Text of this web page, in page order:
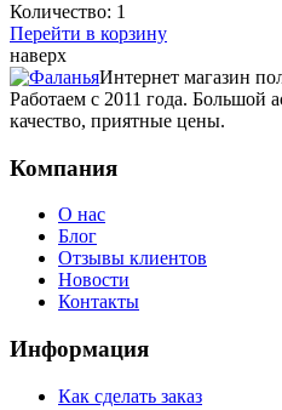
Количество: 1
Перейти в корзину
наверх
Интернет магазин
Работаем с 2011 года. Большой
качество, приятные цены.
Компания
О нас
Блог
Отзывы клиентов
Новости
Контакты
Информация
Как сделать заказ